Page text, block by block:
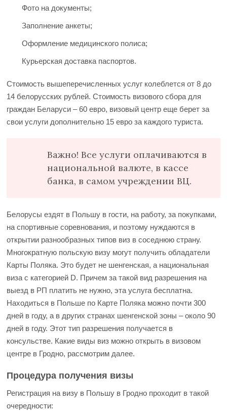
Фото на документы;
Заполнение анкеты;
Оформление медицинского полиса;
Курьерская доставка паспортов.
Стоимость вышеперечисленных услуг колеблется от 8 до
14 белорусских рублей. Стоимость визового сбора для
граждан Беларуси – 60 евро, визовый центр еще берет за
свои услуги дополнительно 15 евро за каждого туриста.
Важно! Все услуги оплачиваются в
национальной валюте, в кассе
банка, в самом учреждении ВЦ.
Белорусы ездят в Польшу в гости, на работу, за покупками,
на спортивные соревнования, и поэтому нуждаются в
открытии разнообразных типов виз в соседнюю страну.
Многократную польскую визу могут получить обладатели
Карты Поляка. Это будет не шенгенская, а национальная
виза с категорией D. Причем за такой вид разрешения на
выезд в РП платить не нужно, эта услуга бесплатна.
Находиться в Польше по Карте Поляка можно почти 300
дней в году, а в других странах шенгенской зоны – около 90
дней в году. Этот тип разрешения получается в
консульстве. Какие виды виз можно открыть в визовом
центре в Гродно, рассмотрим далее.
Процедура получения визы
Регистрация на визу в Польшу в Гродно проходит в такой
очередности: